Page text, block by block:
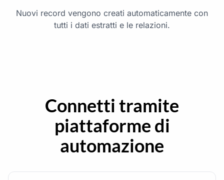
Nuovi record vengono creati automaticamente con
tutti i dati estratti e le relazioni.
Connetti tramite
piattaforme di
automazione